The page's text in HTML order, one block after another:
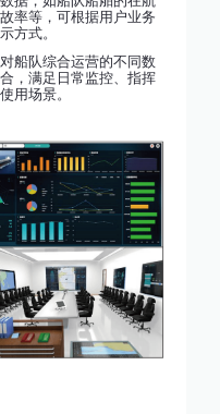
率等，可根据用户业务
方式。
船队综合运营的不同数
，满足日常监控、指挥
用场景。